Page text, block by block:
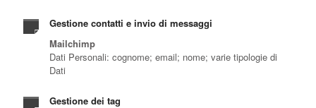
Gestione contatti e invio di messaggi
Mailchimp
Dati Personali: cognome; email; nome; varie tipologie di
Dati
Gestione dei tag